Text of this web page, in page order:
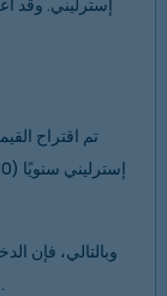
الإيجارية المقدرة هي 34 ألف جنيه إسترليني سنويًا.